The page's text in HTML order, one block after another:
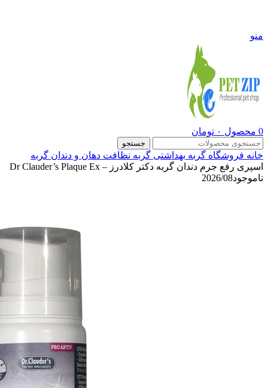
منو
0 محصول ۰ تومان
جستجو
خانه فروشگاه گربه بهداشتی گربه نظافت دهان و دندان گربه
اسپری رفع جرم دندان گربه دکتر کلادرز – Dr Clauder’s Plaque Ex
ناموجود2026/08